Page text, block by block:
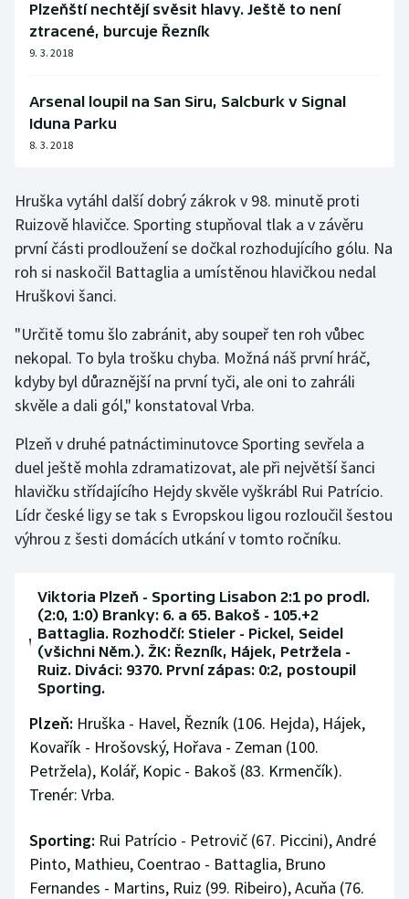
Plzeňští nechtějí svěsit hlavy. Ještě to není
ztracené, burcuje Řezník
9. 3. 2018
Arsenal loupil na San Siru, Salcburk v Signal
Iduna Parku
8. 3. 2018
Hruška vytáhl další dobrý zákrok v 98. minutě proti
Ruizově hlavičce. Sporting stupňoval tlak a v závěru
první části prodloužení se dočkal rozhodujícího gólu. Na
roh si naskočil Battaglia a umístěnou hlavičkou nedal
Hruškovi šanci.
"Určitě tomu šlo zabránit, aby soupeř ten roh vůbec
nekopal. To byla trošku chyba. Možná náš první hráč,
kdyby byl důraznější na první tyči, ale oni to zahráli
skvěle a dali gól," konstatoval Vrba.
Plzeň v druhé patnáctiminutovce Sporting sevřela a
duel ještě mohla zdramatizovat, ale při největší šanci
hlavičku střídajícího Hejdy skvěle vyškrábl Rui Patrício.
Lídr české ligy se tak s Evropskou ligou rozloučil šestou
výhrou z šesti domácích utkání v tomto ročníku.
Viktoria Plzeň - Sporting Lisabon 2:1 po prodl.
(2:0, 1:0) Branky: 6. a 65. Bakoš - 105.+2
Battaglia. Rozhodčí: Stieler - Pickel, Seidel
(všichni Něm.). ŽK: Řezník, Hájek, Petržela -
Ruiz. Diváci: 9370. První zápas: 0:2, postoupil
Sporting.
Plzeň: Hruška - Havel, Řezník (106. Hejda), Hájek,
Kovařík - Hrošovský, Hořava - Zeman (100.
Petržela), Kolář, Kopic - Bakoš (83. Krmenčík).
Trenér: Vrba.
Sporting: Rui Patrício - Petrovič (67. Piccini), André
Pinto, Mathieu, Coentrao - Battaglia, Bruno
Fernandes - Martins, Ruiz (99. Ribeiro), Acuňa (76.